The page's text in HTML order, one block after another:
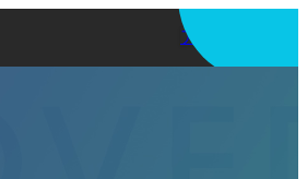
アプリを使う